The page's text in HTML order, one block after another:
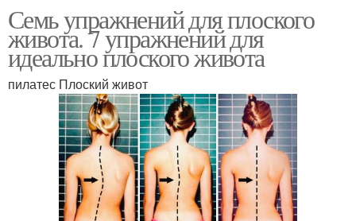
Семь упражнений для плоского
живота. 7 упражнений для
идеально плоского живота
пилатес Плоский живот